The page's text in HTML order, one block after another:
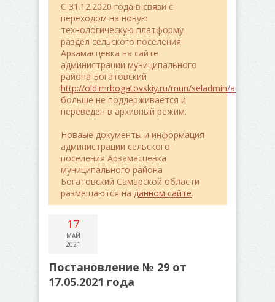
C 31.12.2020 года в связи с
переходом на новую
технологическую платформу
раздел сельского поселения
Арзамасцевка на сайте
администрации муниципального
района Богатовский
http://old.mrbogatovskiy.ru/mun/seladmin/
больше не поддерживается и
переведен в архивный режим.
Новаые документы и информация
администрации сельского
поселения Арзамасцевка
муниципального района
Богатовский Самарской области
размещаются на данном сайте.
17
МАЙ
2021
Постановление № 29 от
17.05.2021 года